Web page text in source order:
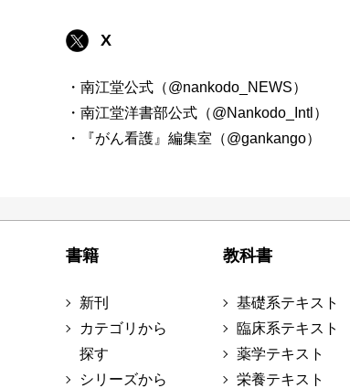
X
・南江堂公式（@nankodo_NEWS）
・南江堂洋書部公式（@Nankodo_Intl）
・『がん看護』編集室（@gankango）
書籍
新刊
カテゴリから
探す
シリーズから
教科書
基礎系テキスト
臨床系テキスト
薬学テキスト
栄養テキスト